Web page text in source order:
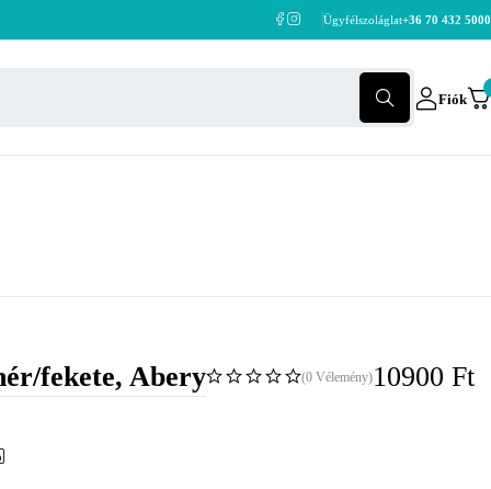
Ügyfélszoláglat+36 70 432 5000
Fiók
fekete, Abery (0 Vélemény)10900 Ft